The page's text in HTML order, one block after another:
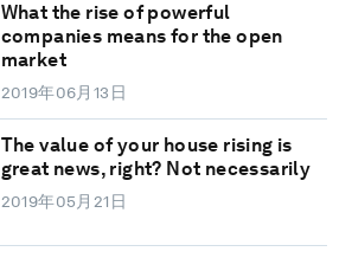
What the rise of powerful
companies means for the open
market
2019年06月13日
The value of your house rising is
great news, right? Not necessarily
2019年05月21日